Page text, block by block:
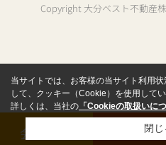
Copyright 大分ベスト不動産
会員登録 来店予約
当サイトでは、お客様の当サイト利用
して、クッキー（Cookie）を使用してい
詳しくは、当社の 「Cookieの取扱いに
閉じ